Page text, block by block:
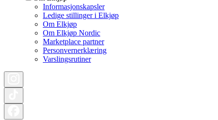
Informasjonskapsler
Ledige stillinger i Elkjøp
Om Elkjøp
Om Elkjøp Nordic
Marketplace partner
Personvernerklæring
Varslingsrutiner